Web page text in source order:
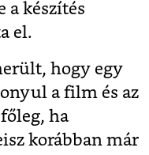
a készítés
el.
hogy egy
a film és az
ha
korábban már